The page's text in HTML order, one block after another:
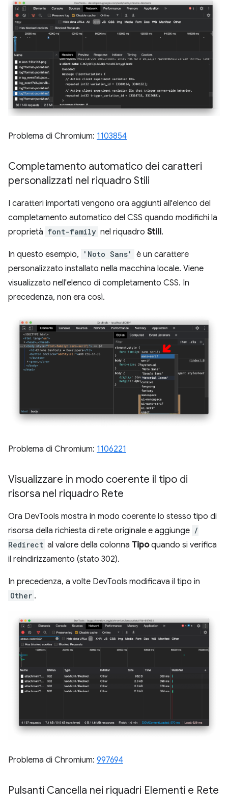
Problema di Chromium: 1103854
Completamento automatico dei caratteri
personalizzati nel riquadro Stili
I caratteri importati vengono ora aggiunti all'elenco del
completamento automatico del CSS quando modifichi la
proprietà font-family nel riquadro Stili.
In questo esempio, 'Noto Sans'
è un carattere
personalizzato installato nella macchina locale. Viene
visualizzato nell'elenco di completamento CSS. In
precedenza, non era così.
Problema di Chromium: 1106221
Visualizzare in modo coerente il tipo di
risorsa nel riquadro Rete
Ora DevTools mostra in modo coerente lo stesso tipo di
risorsa della richiesta di rete originale e aggiunge /
Redirect al valore della colonna Tipoquando si verifica
il reindirizzamento (stato 302).
In precedenza, a volte DevTools modificava il tipo in
Other .
Problema di Chromium: 997694
Pulsanti Cancella nei riquadri Elementi e Rete